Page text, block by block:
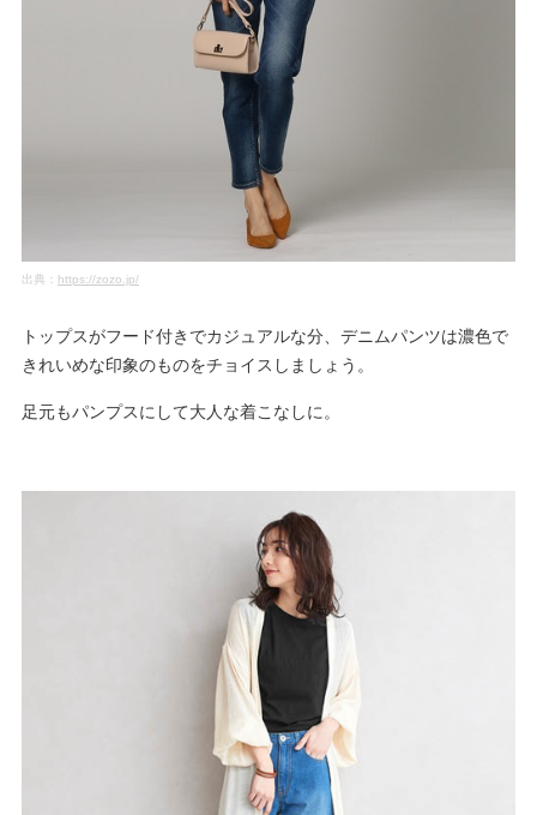
出典： https://zozo.jp/
トップスがフード付きでカジュアルな分、デニムパンツは濃色で
きれいめな印象のものをチョイスしましょう。
足元もパンプスにして大人な着こなしに。